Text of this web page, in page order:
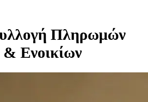
Πληρωμών
Ενοικίων